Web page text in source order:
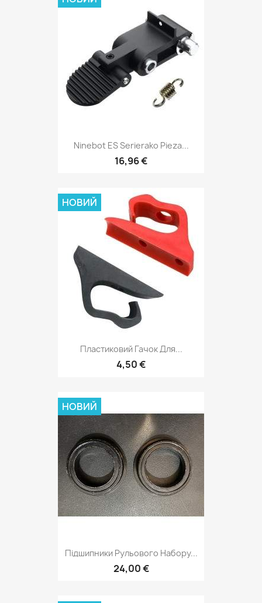
Ninebot ES Serierako Pieza...
16,96 €
Пластиковий Гачок Для...
4,50 €
НОВИЙ
Підшипники Рульового Набору...
24,00 €
НОВИЙ